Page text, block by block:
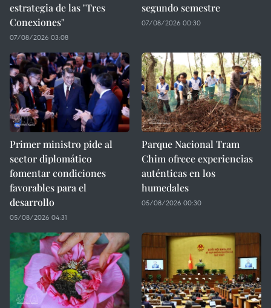
estrategia de las "Tres
Conexiones"
07/08/2026 03:08
segundo semestre
07/08/2026 00:30
Primer ministro pide al
sector diplomático
fomentar condiciones
favorables para el
desarrollo
05/08/2026 04:31
Parque Nacional Tram
Chim ofrece experiencias
auténticas en los
humedales
05/08/2026 00:30